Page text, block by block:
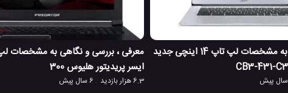
معرفی و نگاهی به مشخصات لپ تاپ 14 اینچی جدید
معرفی ، بررسی و نگاهی به مشخصات
ایسر پریدیتور هلیوس 300
6.3 هزار بازدید 6 سال پیش